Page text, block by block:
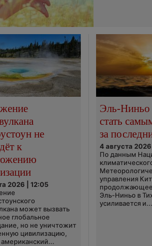
не
к
2026 | 12:05
может вызвать
глобальное
но не уничтожит
цивилизацию,
американский...
Эль-
стать
за
4 августа
По данным
управления
Эль-Ниньо в
усиливается и...